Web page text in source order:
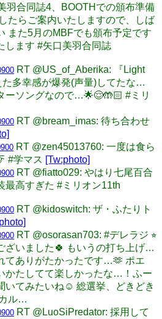
羽合同誌4、BOOTHでの頒布準備
たらご案内いたしますので、しば
また5月のMBFでも頒布予定です
します #矢口美羽合同誌
RT @US_of_Aberika: 『Light
た多幸感が爆発(声量)してたな…
ーソングなので…🌟😌🤲🏻 #ミリ
RT @bream_imas: 待ち合わせ
RT @zen45013760: 一度は食ら
#学マス [Tw:photo]
RT @fiatto029: やはり七尾百合
高すぎた #ミリオン11th
RT @kidoswitch: ザ・ふたりト
RT @osorasan703: #デレラジ ⭐︎
ざいました🍀 もいうの打ち上げ…
てありがたかったです…🫶 ポエ
かたしてて楽しかったな…！ふー
いてみたいね☺️ 総選挙、どきどき
ル…
RT @LuoSiPredator: 採用して